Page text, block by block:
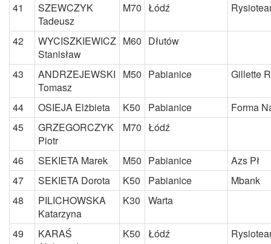
41
SZEWCZYK
Tadeusz
M70 Łódź
42
WYCISZKIEWICZ
Stanisław
M60 Dłutów
43
ANDRZEJEWSKI
Tomasz
M50 Pabianice Gillette
44 OSIEJA Elżbieta K50 Pabianice
Forma
45
GRZEGORCZYK
Piotr
M70 Łódź
46 SEKIETA Marek M50 Pabianice
Azs Pł
47
SEKIETA Dorota K50 Pabianice
Mbank
48
PILICHOWSKA
Katarzyna
K30 Warta
49
KARAŚ
K50 Łódź